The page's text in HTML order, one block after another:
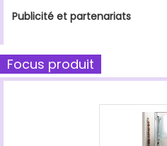
Publicité et partenariats
Focus produit